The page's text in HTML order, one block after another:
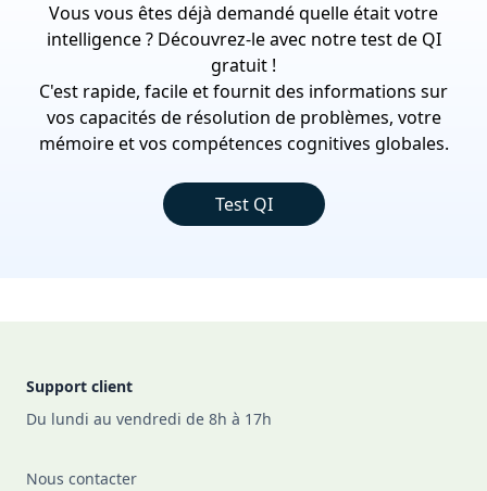
Vous vous êtes déjà demandé quelle était votre
intelligence ? Découvrez-le avec notre test de QI
gratuit !
C'est rapide, facile et fournit des informations sur
vos capacités de résolution de problèmes, votre
mémoire et vos compétences cognitives globales.
Test QI
Support client
Du lundi au vendredi de 8h à 17h
Nous contacter